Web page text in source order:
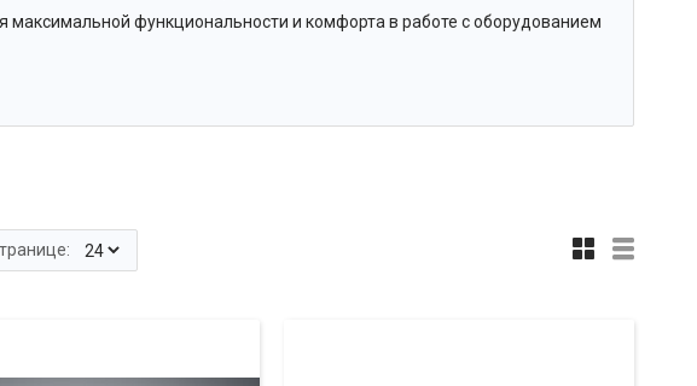
функциональности и комфорта в работе с оборудованием